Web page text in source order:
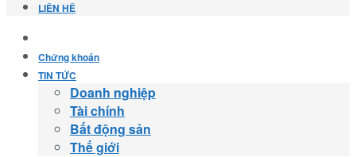
LIÊN HỆ
Chứng khoán
TIN TỨC
Doanh nghiệp
Tài chính
Bất động sản
Thế giới